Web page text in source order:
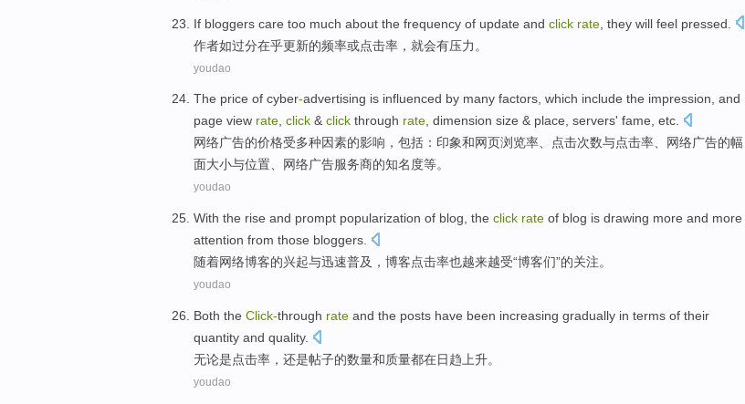
If bloggers care too much about the frequency of update and click rate they will feel pressed
作者如过分在乎更新的频率或点击率 ， 就会有压力 。
youdao
The price of cyber-advertising is influenced by many factors, which include the impression, and
page view rate, click & click through rate, dimension size & place, servers' fame, etc.
网络广告的价格受多种因素的影响， 包括 ： 印象和网页浏览率、 点击次数与点击率、网络广告的幅
面大小与位置、 网络广告服务商的知名度等。
youdao
With the rise and prompt popularization of blog , the click rate of blog is drawing more and more
attention from those bloggers
随着网络博客的兴起与迅速普及 ，博客点击率也越来越受“博客们”的关注。
youdao
Both the Click-through rate and the posts have been increasing gradually in terms of their
quantity and quality.
无论是点击率 ，还是帖子的数量和质量都在日趋 上升。
youdao